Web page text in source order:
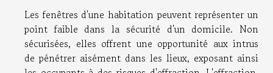
Les fenêtres d'une habitation peuvent représenter un
point faible dans la sécurité d'un domicile. Non
sécurisées, elles offrent une opportunité aux intrus
de pénétrer aisément dans les lieux, exposant ainsi